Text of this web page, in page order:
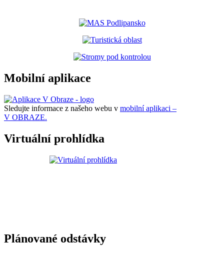
Mobilní aplikace
Sledujte informace z našeho webu v mobilní aplikaci –
V OBRAZE.
Virtuální prohlídka
Plánované odstávky